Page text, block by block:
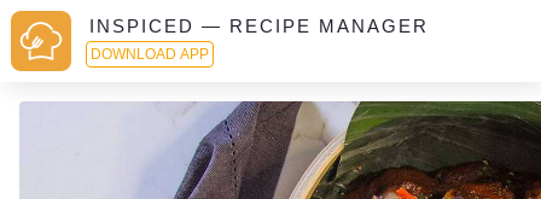
INSPICED — RECIPE MANAGER
DOWNLOAD APP